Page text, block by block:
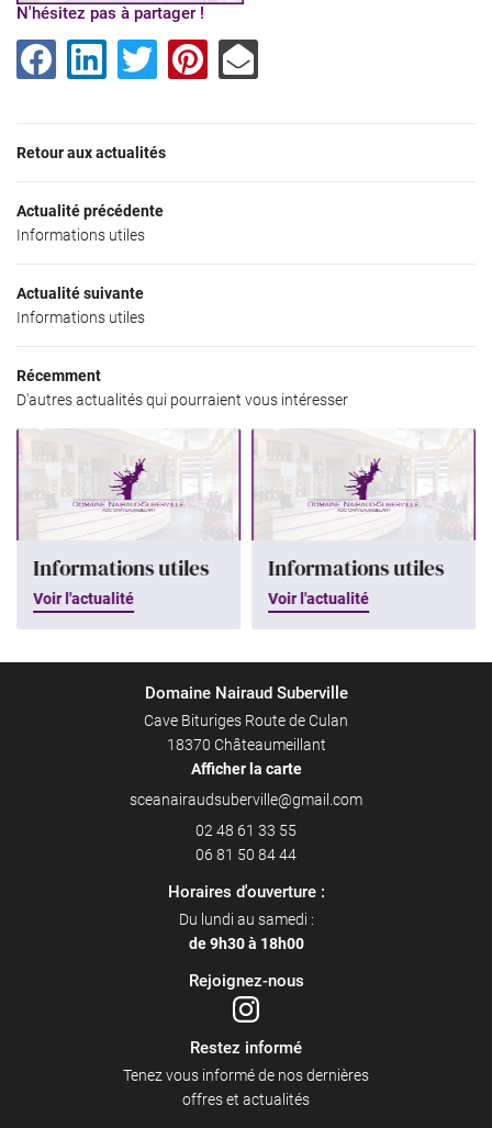
Le Domaine
Nos Vins
Actualités
Contact
06 81 50 84
Rejoignez-
N'hésitez pas à partager !
Retour aux actualités
Actualité précédente
Informations utiles
Actualité suivante
Informations utiles
Récemment
D'autres actualités qui pourraient vous intéresser
Informations utiles
Voir l'actualité
Informations utiles
Voir l'actualité
Domaine Nairaud Suberville
Cave Bituriges Route de Culan
18370 Châteaumeillant
Afficher la carte
02 48 61 33 55
06 81 50 84 44
Horaires d'ouverture :
Du lundi au samedi :
de 9h30 à 18h00
Rejoignez-nous
Restez informé
Tenez vous informé de nos dernières
offres et actualités